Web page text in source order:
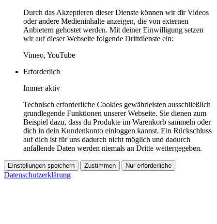
Durch das Akzeptieren dieser Dienste können wir dir Videos
oder andere Medieninhalte anzeigen, die von externen
Anbietern gehostet werden. Mit deiner Einwilligung setzen
wir auf dieser Webseite folgende Drittdienste ein:
Vimeo, YouTube
Erforderlich
Immer aktiv
Technisch erforderliche Cookies gewährleisten ausschließlich
grundlegende Funktionen unserer Webseite. Sie dienen zum
Beispiel dazu, dass du Produkte im Warenkorb sammeln oder
dich in dein Kundenkonto einloggen kannst. Ein Rückschluss
auf dich ist für uns dadurch nicht möglich und dadurch
anfallende Daten werden niemals an Dritte weitergegeben.
Einstellungen speichern Zustimmen Nur erforderliche
Datenschutzerklärung